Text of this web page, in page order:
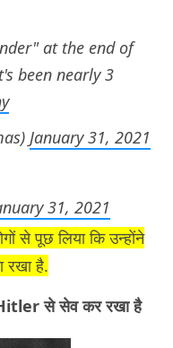
at the end of
been nearly 3
January 31, 2021
31, 2021
से पूछ लिया कि उन्होंने
रखा है.
Hitler से सेव कर रखा है